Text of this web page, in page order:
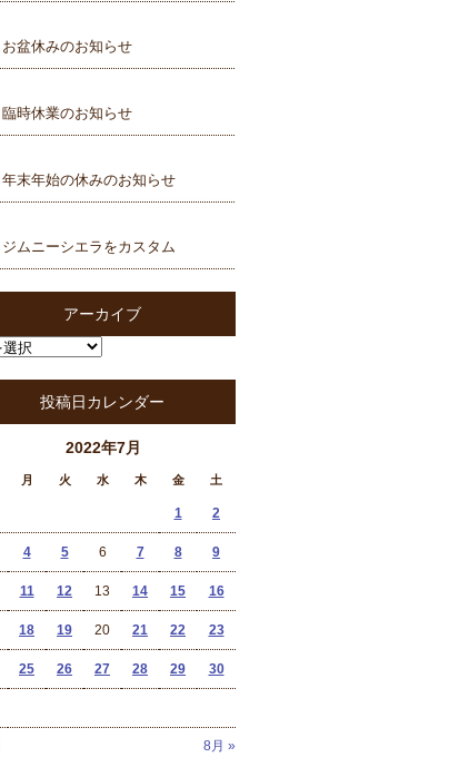
お盆休みのお知らせ
臨時休業のお知らせ
年末年始の休みのお知らせ
ジムニーシエラをカスタム
アーカイブ
投稿日カレンダー
2022年7月
月 火 水 木 金 土
8月 »
1 2
4 5 6 7 8 9
11 12 13 14 15 16
18 19 20 21 22 23
25 26 27 28 29 30